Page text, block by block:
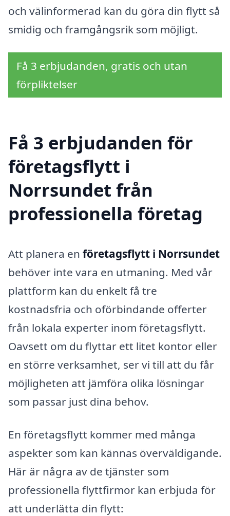
och välinformerad kan du göra din flytt så
smidig och framgångsrik som möjligt.
Få 3 erbjudanden, gratis och utan
förpliktelser
Få 3 erbjudanden för
företagsflytt i
Norrsundet från
professionella företag
Att planera en företagsflytt i Norrsundet
behöver inte vara en utmaning. Med vår
plattform kan du enkelt få tre
kostnadsfria och oförbindande offerter
från lokala experter inom företagsflytt.
Oavsett om du flyttar ett litet kontor eller
en större verksamhet, ser vi till att du får
möjligheten att jämföra olika lösningar
som passar just dina behov.
En företagsflytt kommer med många
aspekter som kan kännas överväldigande.
Här är några av de tjänster som
professionella flyttfirmor kan erbjuda för
att underlätta din flytt: